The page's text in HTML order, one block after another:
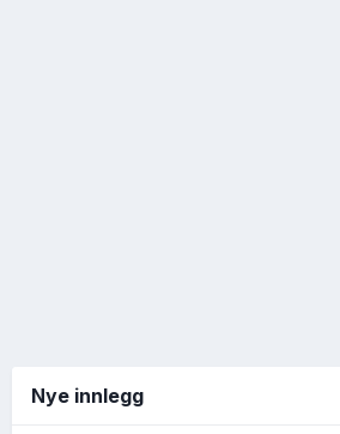
Nye innlegg